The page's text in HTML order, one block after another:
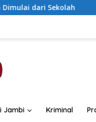
Buka Sosialisasi
Jambi Kriminal